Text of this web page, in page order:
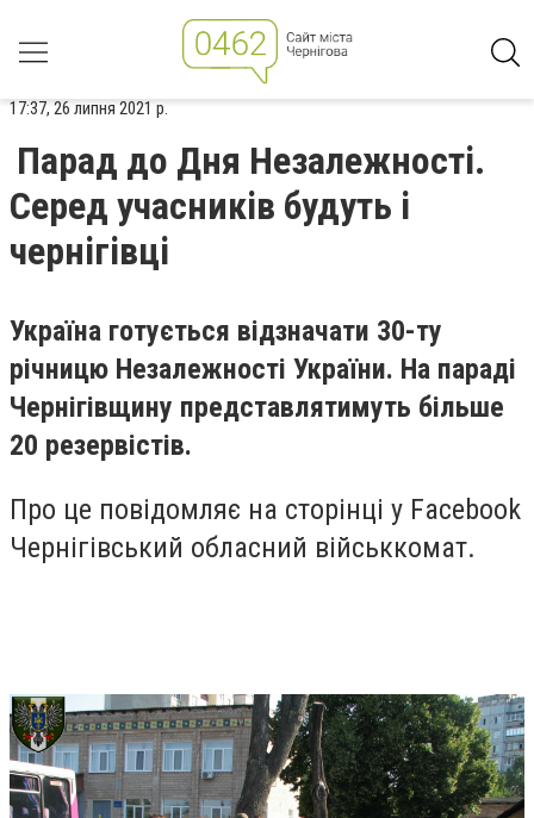
17:37, 26 липня 2021 р.
Парад до Дня Незалежності.
Серед учасників будуть і
чернігівці
Україна готується відзначати 30-ту
річницю Незалежності України. На параді
Чернігівщину представлятимуть більше
20 резервістів.
Про це повідомляє на сторінці у Facebook
Чернігівський обласний військкомат.